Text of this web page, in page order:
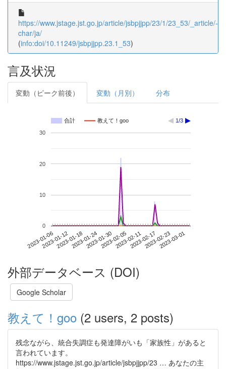
https://www.jstage.jst.go.jp/article/jsbpjjpp/23/1/23_53/_article/-
char/ja/
(info:doi/10.11249/jsbpjjpp.23.1_53)
言及状況
変動（ピーク前後） 変動（月別） 分布
合計 教えて！goo 1/3
2023-01-062023-01-122023-01-182023-01-242023-01-302023-02-052023-02-112023-02-172023-02-232023-03-01
0
10
20
30
外部データベース (DOI)
Google Scholar
教えて！goo (2 users, 2 posts)
残念ながら、統合失調症も発達障がいも「家族性」があると
言われています。
https://www.jstage.jst.go.jp/article/jsbpjjpp/23 … あなたの主